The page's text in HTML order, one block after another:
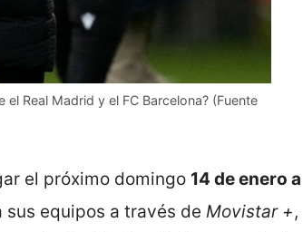
Real Madrid y el FC Barcelona? (Fuente
el próximo domingo 14 de enero a
equipos a través de Movistar +,